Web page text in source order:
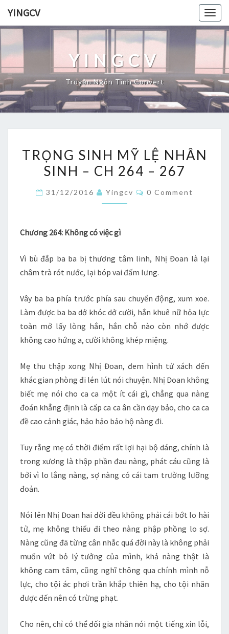
content
YINGCV
YINGCV
Truyện Ngôn Tình Convert
SINH
MỸ
NHÂN
–
CH
264
TRỌNG SINH MỸ LỆ NHÂN
SINH – CH 264 – 267
31/12/2016 Yingcv Comments
0 Comment
Chương 264: Không có việc gì
Vì bù đắp ba ba bị thương tâm linh, Nhị Đoan là lại
châm trà rót nước, lại bóp vai đấm lưng.
Vây ba ba phía trước phía sau chuyển động, xum xoe.
Làm được ba ba dở khóc dở cười, hắn khuê nữ hỏa lực
toàn mở lấy lòng hắn, hắn chỗ nào còn nhớ được
không cao hứng a, cười không khép miệng.
Mẹ thu thập xong Nhị Đoan, đem hình tử xách đến
khác gian phòng đi lén lút nói chuyện. Nhị Đoan không
biết mẹ nói cho ca ca một ít cái gì, chẳng qua nàng
đoán khẳng định là cấp ca ca ân cần dạy bảo, cho ca ca
đề cao cảnh giác, hảo hảo bảo hộ nàng đi.
Tuy rằng mẹ có thời điểm rất lợi hại bộ dáng, chính là
trong xương là thập phần đau nàng, phát cáu cũng là
bởi vì lo lắng nàng, sợ nàng có cái tam trường lưỡng
đoản.
Nói lên Nhị Đoan hai đời đều không phải cái bớt lo hài
tử, mẹ không thiếu đi theo nàng phập phồng lo sợ.
Nàng cũng đã từng cân nhắc quá đời này là không phải
muốn vứt bỏ lý tưởng của mình, khả nàng thật là
không cam tâm, cũng nghĩ thông qua chính mình nỗ
lực, cho tội ác phơi trần khắp thiên hạ, cho tội nhân
được đến nên có trừng phạt.
Cho nên, chỉ có thể đối gia nhân nói một tiếng xin lỗi,